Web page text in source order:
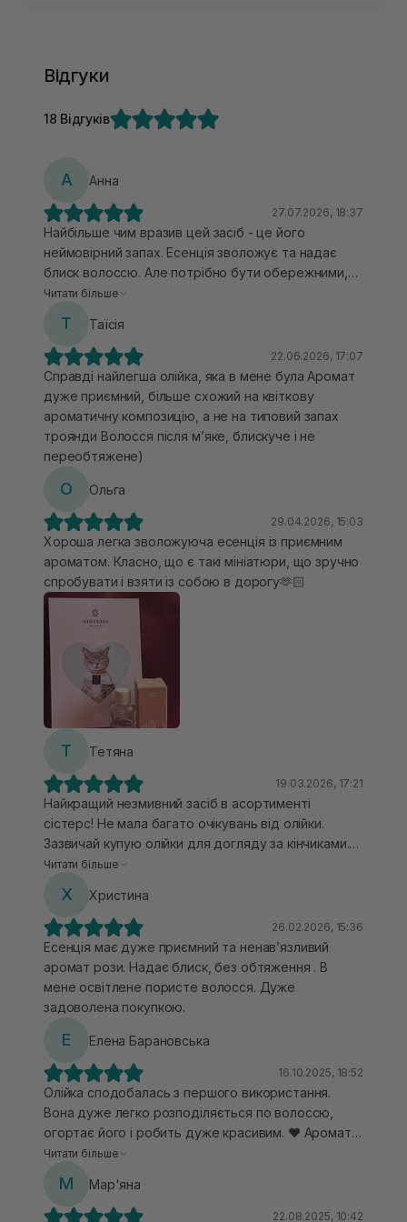
Відгуки
18 Відгуків
А Анна
27.07.2026, 18:37
Найбільше чим вразив цей засіб - це його
неймовірний запах. Есенція зволожує та надає
блиск волоссю. Але потрібно бути обережними,
щоб не переборщити, бо якщо взяти більше то
Читати більше
Т Таїсія
22.06.2026, 17:07
Справді найлегша олійка, яка в мене була Аромат
дуже приємний, більше схожий на квіткову
ароматичну композицію, а не на типовий запах
троянди Волосся після мʼяке, блискуче і не
переобтяжене)
О Ольга
29.04.2026, 15:03
Хороша легка зволожуюча есенція із приємним
ароматом. Класно, що є такі мініатюри, що зручно
спробувати і взяти із собою в дорогу🫶🏻
Т Тетяна
19.03.2026, 17:21
Найкращий незмивний засіб в асортименті
сістерс! Не мала багато очікувань від олійки.
Зазвичай купую олійки для догляду за кінчиками.
АЛЕ! Ця олійка дає миттєвий розгладжуючий
фарбованому волоссі. Всі інші незмивні засоби, які
я пробувала (а їх було чимало), не давали мені
такого крутого ефекту розгладження, тому цей
тепер мій улюбленець.
Читати більше
Х Христина
26.02.2026, 15:36
Есенція має дуже приємний та ненавʼязливий
аромат рози. Надає блиск, без обтяження . В
мене освітлене пористе волосся. Дуже
задоволена покупкою.
Е Елена Барановська
16.10.2025, 18:52
Олійка сподобалась з першого використання.
Вона дуже легко розподіляється по волоссю,
огортає його і робить дуже красивим. ❤️ Аромат -
кохання. Морозний, свіжий запах квітів та
тонкому, натуральному волоссю її не було
забагато. Я беру буквально декілька краплинок,
Читати більше
М Мар'яна
22.08.2025, 10:42